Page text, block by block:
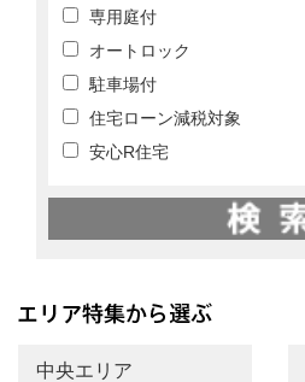
専用庭付
オートロック
駐車場付
住宅ローン減税対象
安心R住宅
中央エリア